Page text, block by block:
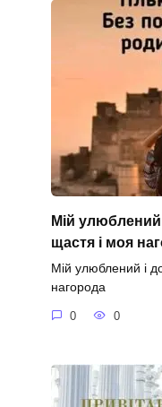
Мій улюблений
щастя і моя
Мій улюблений і
нагорода
0 0